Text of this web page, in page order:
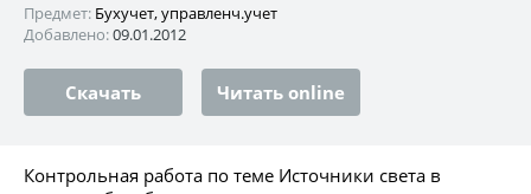
Предмет: Бухучет, управленч.учет
Добавлено:09.01.2012
Скачать Читать online
Контрольная работа по теме Источники света в